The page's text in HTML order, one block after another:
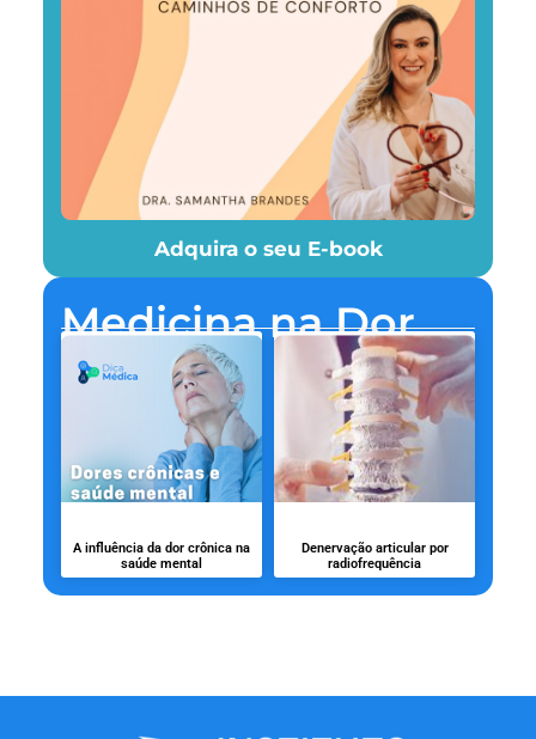
Adquira o seu E-book
Medicina na Dor
A influência da dor crônica na
saúde mental
Denervação articular por
radiofrequência